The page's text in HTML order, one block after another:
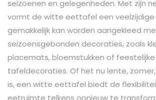
seizoenen en gelegenheden. Met zijn
vormt de witte eettafel een veelzijdige
gemakkelijk kan worden aangekleed
seizoensgebonden decoraties, zoals
placemats, bloemstukken of feestelijke
tafeldecoraties. Of het nu lente,
is, een witte eettafel biedt de
eetruimte telkens opnieuw te